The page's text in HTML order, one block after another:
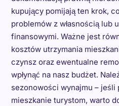
kupujący pomijają ten krok,
problemów z własnością lub
finansowymi. Ważne jest
kosztów utrzymania
czynsz oraz ewentualne
wpłynąć na nasz budżet.
sezonowości wynajmu – jeśli
mieszkanie turystom, warto